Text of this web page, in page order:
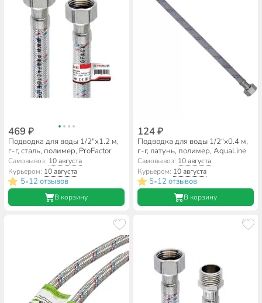
469 ₽
Подводка для воды 1/2"х1.2 м,
г-г, сталь, полимер, ProFactor
Самовывоз: 10 августа
Курьером: 10 августа
5•12 отзывов
В корзину
124 ₽
Подводка для воды 1/2"х0.4 м,
г-г, латунь, полимер, AquaLine
Самовывоз: 10 августа
Курьером: 10 августа
5•12 отзывов
В корзину